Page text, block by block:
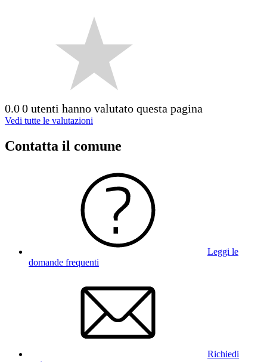
0.00 utenti hanno valutato questa pagina
Vedi tutte le valutazioni
Contatta il comune
Leggi le
domande frequenti
Richiedi